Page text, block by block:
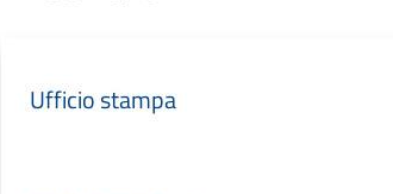
Ufficio stampa